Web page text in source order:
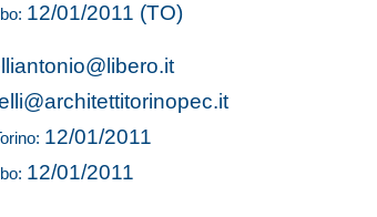
12/01/2011 (TO)
12/01/2011
12/01/2011